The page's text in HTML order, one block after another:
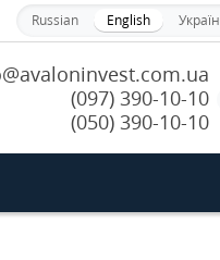
Russian English
(097) 390-10-10
(050) 390-10-10